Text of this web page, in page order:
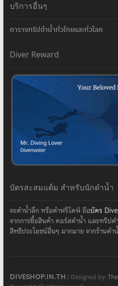
บริการอื่นๆ
ตารางทริปดำน้ำทั่วไทยและทั่วโลก
Diver Reward
บัตรสะสมแต้ม สำหรับนักดำน้ำ
จะดำน้ำลึก หรือดำฟรีไดฟ์ ถือบัตร
จากการซื้อสินค้า คอร์สดำน้ำ และทริป
สิทธิประโยชน์อื่นๆ มากมาย จากร้านดำ
DIVESHOP.IN.TH | Designed by: